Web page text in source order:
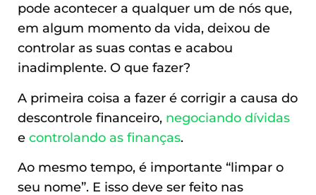
pode acontecer a qualquer um de nós que,
em algum momento da vida, deixou de
controlar as suas contas e acabou
inadimplente. O que fazer?
A primeira coisa a fazer é corrigir a causa do
descontrole financeiro, negociando dívidas
e controlando as finanças.
Ao mesmo tempo, é importante “limpar o
seu nome”. E isso deve ser feito nas